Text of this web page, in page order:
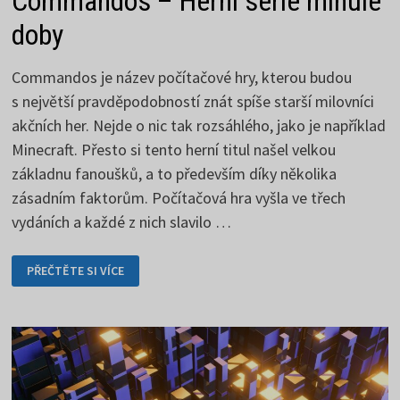
doby
Commandos je název počítačové hry, kterou budou
s největší pravděpodobností znát spíše starší milovníci
akčních her. Nejde o nic tak rozsáhlého, jako je například
Minecraft. Přesto si tento herní titul našel velkou
základnu fanoušků, a to především díky několika
zásadním faktorům. Počítačová hra vyšla ve třech
vydáních a každé z nich slavilo …
COMMANDOS
–
HERNÍ
DOBY
PŘEČTĚTE SI VÍCE